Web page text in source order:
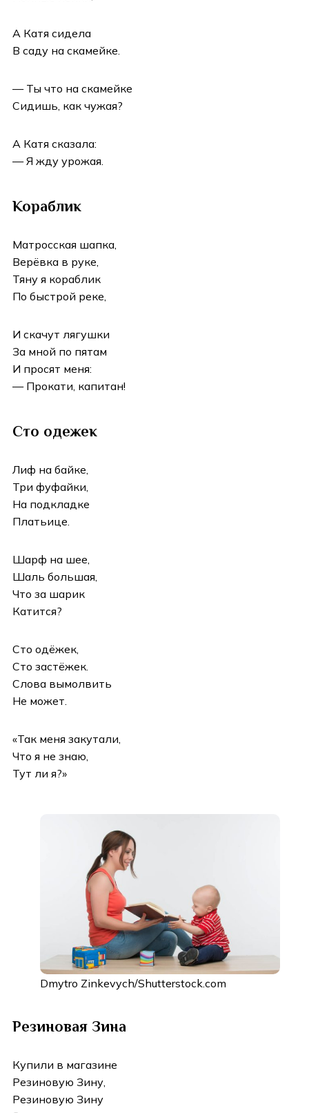
А Катя сидела
В саду на скамейке.
— Ты что на скамейке
Сидишь, как чужая?
А Катя сказала:
— Я жду урожая.
Кораблик
Матросская шапка,
Верёвка в руке,
Тяну я кораблик
По быстрой реке,
И скачут лягушки
За мной по пятам
И просят меня:
— Прокати, капитан!
Сто одежек
Лиф на байке,
Три фуфайки,
На подкладке
Платьице.
Шарф на шее,
Шаль большая,
Что за шарик
Катится?
Сто одёжек,
Сто застёжек.
Слова вымолвить
Не может.
«Так меня закутали,
Что я не знаю,
Тут ли я?»
Dmytro Zinkevych/Shutterstock.com
Резиновая Зина
Купили в магазине
Резиновую Зину,
Резиновую Зину